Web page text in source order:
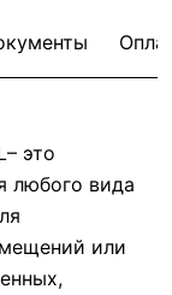
это
любого вида
или